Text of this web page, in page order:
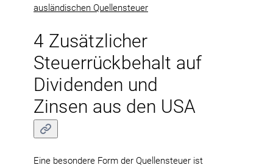
ausländischen Quellensteuer
4 Zusätzlicher
Steuerrückbehalt auf
Dividenden und
Zinsen aus den USA
Eine besondere Form der Quellensteuer ist